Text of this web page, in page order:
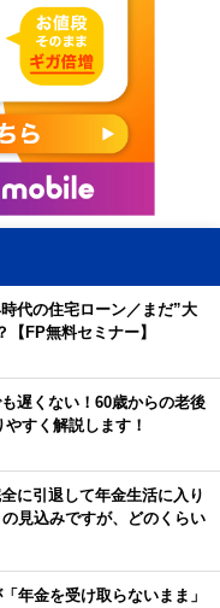
代の住宅ローン／まだ”大
【FP無料セミナー】
遅くない！60歳からの老後
すく解説します！
に引退して年金生活に入り
見込みですが、どのくらい
年金を受け取らないまま」